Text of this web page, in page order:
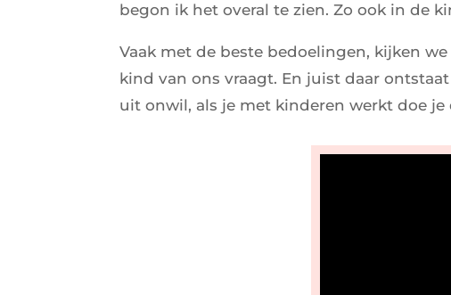
begon ik het overal te zien. Zo ook in de
Vaak met de beste bedoelingen, kijken
kind van ons vraagt. En juist daar
uit onwil, als je met kinderen werkt doe